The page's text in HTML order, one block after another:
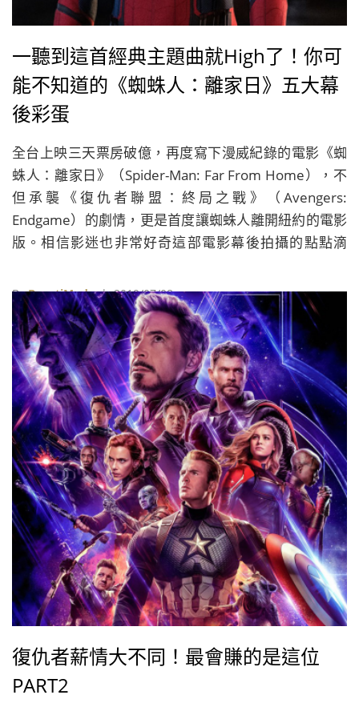
一聽到這首經典主題曲就High了！你可
能不知道的《蜘蛛人：離家日》五大幕
後彩蛋
全台上映三天票房破億，再度寫下漫威紀錄的電影《蜘
蛛人：離家日》（Spider-Man: Far From Home），不
但承襲《復仇者聯盟：終局之戰》（Avengers:
Endgame）的劇情，更是首度讓蜘蛛人離開紐約的電影
版。相信影迷也非常好奇這部電影幕後拍攝的點點滴
影更有fu！
ByBeautiMode| 2019/07/08
復仇者薪情大不同！最會賺的是這位
PART2